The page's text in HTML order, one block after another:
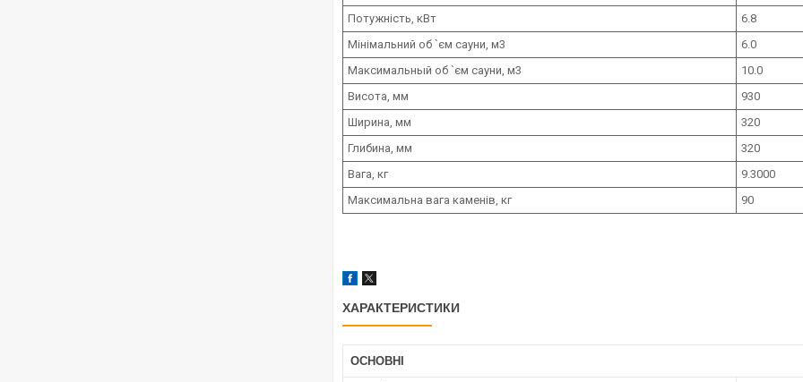
Потужність, кВт
6.8
Мінімальний об `єм сауни, м3
6.0
Максимальный об `єм сауни, м3
10.0
Висота, мм
930
Ширина, мм
320
Глибина, мм
320
Вага, кг
9.3000
Максимальна вага каменів, кг
90
ХАРАКТЕРИСТИКИ
ОСНОВНІ